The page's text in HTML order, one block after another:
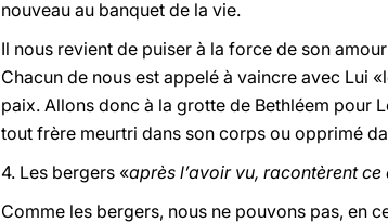
nouveau au banquet de la vie.
Il nous revient de puiser à la force de son
Chacun de nous est appelé à vaincre avec Lui
paix. Allons donc à la grotte de Bethléem pour
tout frère meurtri dans son corps ou opprimé
4. Les bergers «après l’avoir vu, racontèrent
Comme les bergers, nous ne pouvons pas, en